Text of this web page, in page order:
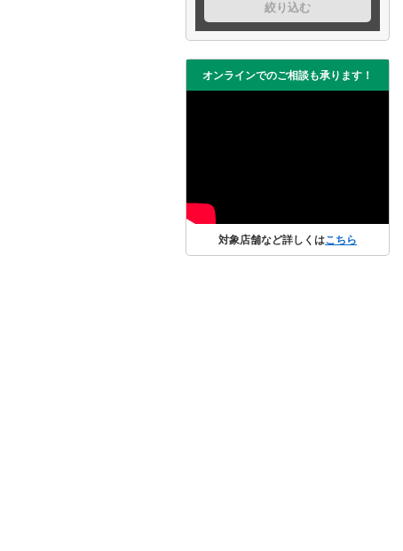
絞り込む
オンラインでのご相談も承ります！
対象店舗など詳しくはこちら